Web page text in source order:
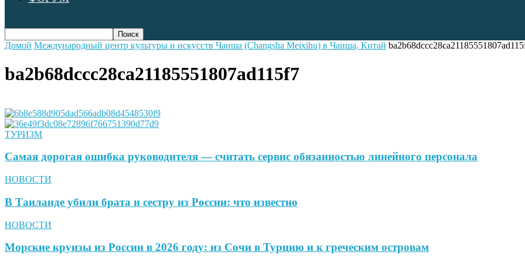
Домой Международный центр культуры и искусств Чанша (Changsha Meixihu) в Чанша, Китай
ba2b68dccc28ca21185551807ad115f7
ТУРИЗМ
Самая дорогая ошибка руководителя — считать сервис обязанностью линейного персонала
НОВОСТИ
В Таиланде убили брата и сестру из России: что известно
НОВОСТИ
Морские круизы из России в 2026 году: из Сочи в Турцию и к греческим островам